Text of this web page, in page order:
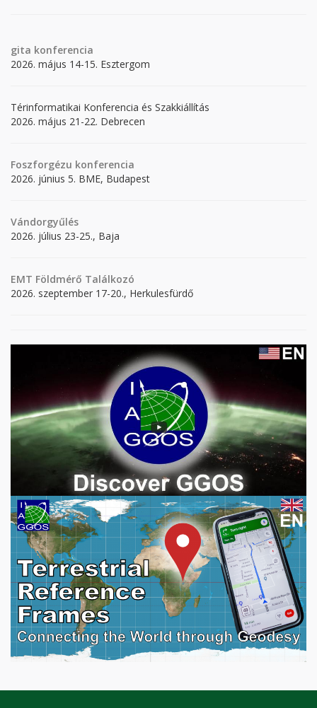
gita konferencia
2026. május 14-15. Esztergom
Térinformatikai Konferencia és Szakkiállítás
2026. május 21-22. Debrecen
Foszforgézu konferencia
2026. június 5. BME, Budapest
Vándorgyűlés
2026. július 23-25., Baja
EMT Földmérő Találkozó
2026. szeptember 17-20., Herkulesfürdő